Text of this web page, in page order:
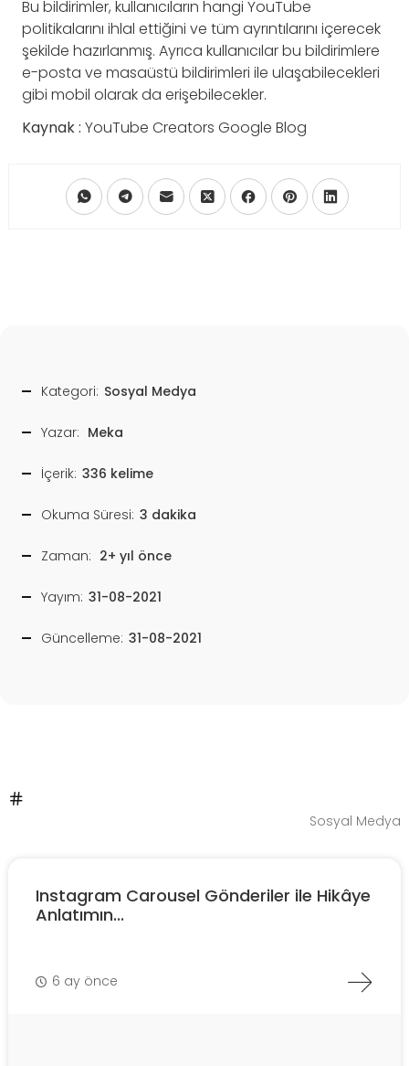
Bu bildirimler, kullanıcıların hangi YouTube
politikalarını ihlal ettiğini ve tüm ayrıntılarını içerecek
şekilde hazırlanmış. Ayrıca kullanıcılar bu bildirimlere
e-posta ve masaüstü bildirimleri ile ulaşabilecekleri
gibi mobil olarak da erişebilecekler.
Kaynak : YouTube Creators Google Blog
Kategori: Sosyal Medya
Yazar: Meka
İçerik: 336 kelime
Okuma Süresi: 3 dakika
Zaman: 2+ yıl önce
Yayım: 31-08-2021
Güncelleme: 31-08-2021
Sosyal Medya
Instagram Carousel Gönderiler ile Hikâye
Anlatımın...
6 ay önce